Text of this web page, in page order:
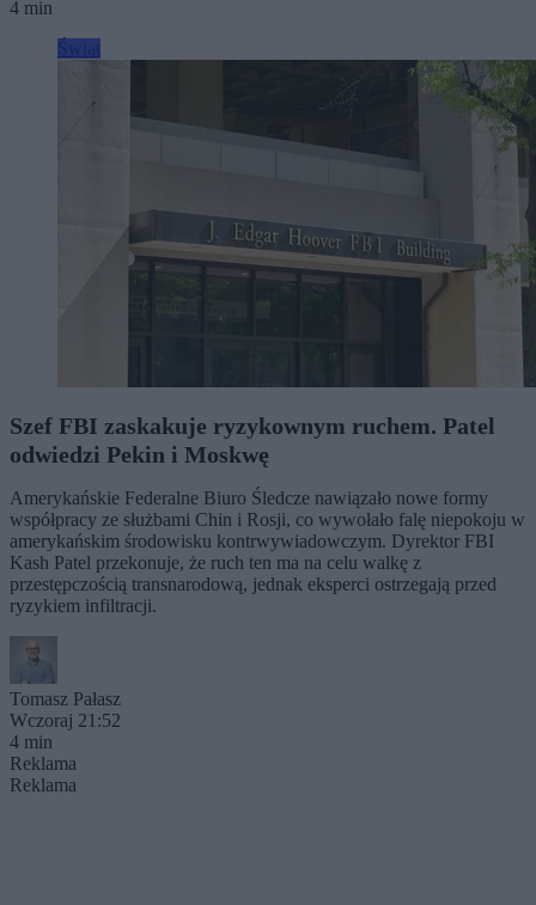
4 min
Szef FBI zaskakuje ryzykownym ruchem. Patel
odwiedzi Pekin i Moskwę
Amerykańskie Federalne Biuro Śledcze nawiązało nowe formy
współpracy ze służbami Chin i Rosji, co wywołało falę niepokoju w
amerykańskim środowisku kontrwywiadowczym. Dyrektor FBI
Kash Patel przekonuje, że ruch ten ma na celu walkę z
przestępczością transnarodową, jednak eksperci ostrzegają przed
ryzykiem infiltracji.
Tomasz Pałasz
Wczoraj 21:52
4 min
Reklama
Reklama